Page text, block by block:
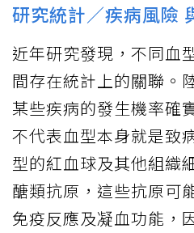
研究統計／疾病風險
近年研究發現，不同血
間存在統計上的關聯。
某些疾病的發生機率確
不代表血型本身就是致
型的紅血球及其他組織
醣類抗原，這些抗原可
免疫反應及凝血功能，